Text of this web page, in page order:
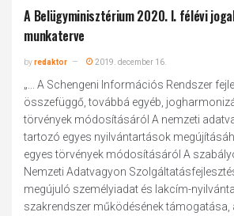
A Belügyminisztérium 2020. I. félévi
munkaterve
byredaktor 2019. december 16.
„... A Schengeni Információs Rendszer
összefüggő, továbbá egyéb,
törvények módosításáról A nemzeti
tartozó egyes nyilvántartások
egyes törvények módosításáról A
Nemzeti Adatvagyon
megújuló személyiadat és lakcím-
szakrendszer működésének támogatása,